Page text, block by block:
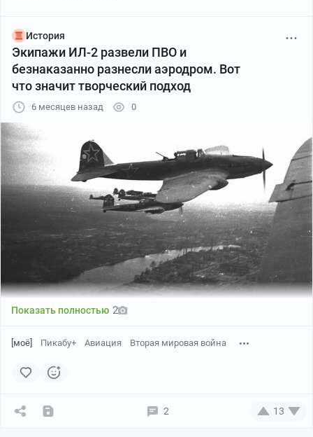
фактов на канале «
До свидания!
История
Экипажи ИЛ-2 развели ПВО и
безнаказанно разнесли аэродром. Вот
что значит творческий подход
6 месяцев назад 0
Показать полностью 2
[моё] Пикабу+ Авиация Вторая мировая война
2 13